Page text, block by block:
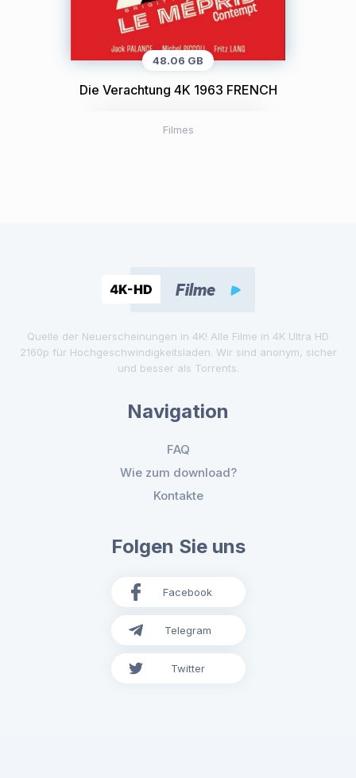
48.06 GB
Die Verachtung 4K 1963 FRENCH
Filmes
Quelle der Neuerscheinungen in 4K! Alle Filme in 4K Ultra HD
2160p für Hochgeschwindigkeitsladen. Wir sind anonym, sicher
und besser als Torrents.
Navigation
FAQ
Wie zum download?
Kontakte
Folgen Sie uns
Facebook
Telegram
Twitter